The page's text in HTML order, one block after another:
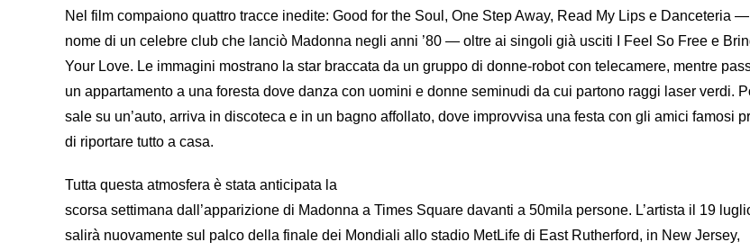
Nel film compaiono quattro tracce inedite: Good for the Soul, One Step Away, Read My Lips e Danceteria —
nome di un celebre club che lanciò Madonna negli anni ’80 — oltre ai singoli già usciti I Feel So Free e
Your Love. Le immagini mostrano la star braccata da un gruppo di donne-robot con telecamere, mentre
un appartamento a una foresta dove danza con uomini e donne seminudi da cui partono raggi laser verdi.
sale su un’auto, arriva in discoteca e in un bagno affollato, dove improvvisa una festa con gli amici famosi
di riportare tutto a casa.
Tutta questa atmosfera è stata anticipata la
scorsa settimana dall’apparizione di Madonna a Times Square davanti a 50mila persone. L’artista il 19
salirà nuovamente sul palco della finale dei Mondiali allo stadio MetLife di East Rutherford, in New Jersey,